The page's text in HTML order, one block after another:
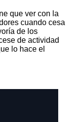
que ver con la
cuando cesa
de los
de actividad
lo hace el